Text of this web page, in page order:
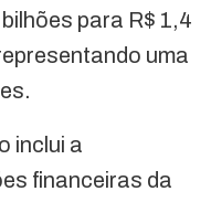
para R$ 1,4
uma
inclui a
financeiras da